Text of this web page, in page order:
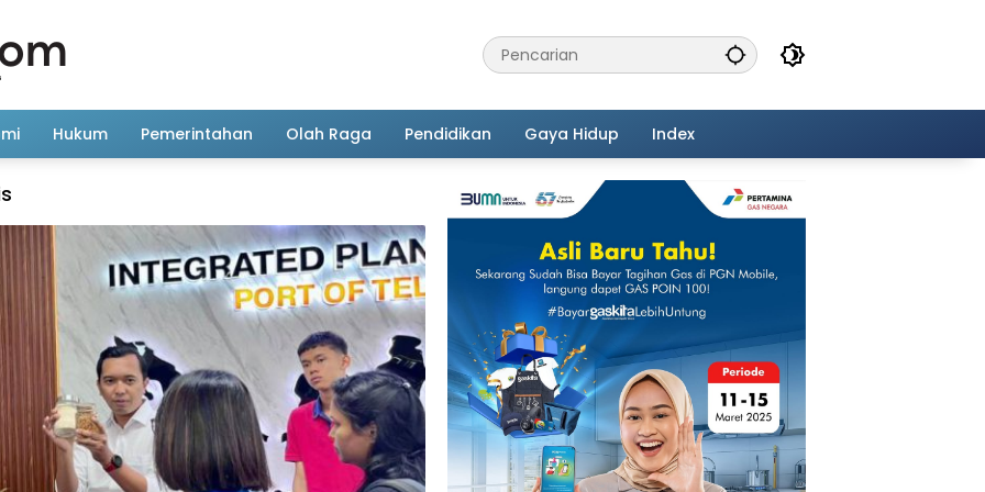
Hukum Pemerintahan Olah Raga Pendidikan Gaya Hidup Index